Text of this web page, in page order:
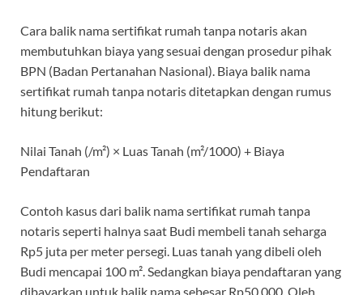
Cara balik nama sertifikat rumah tanpa notaris akan
membutuhkan biaya yang sesuai dengan prosedur pihak
BPN (Badan Pertanahan Nasional). Biaya balik nama
sertifikat rumah tanpa notaris ditetapkan dengan rumus
hitung berikut:
Nilai Tanah (/m²) × Luas Tanah (m²/1000) + Biaya
Pendaftaran
Contoh kasus dari balik nama sertifikat rumah tanpa
notaris seperti halnya saat Budi membeli tanah seharga
Rp5 juta per meter persegi. Luas tanah yang dibeli oleh
Budi mencapai 100 m². Sedangkan biaya pendaftaran yang
dibayarkan untuk balik nama sebesar Rp50.000. Oleh